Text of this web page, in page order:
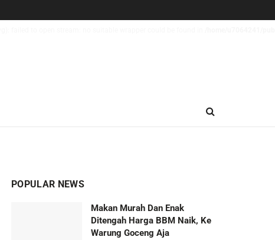
POPULAR NEWS
Makan Murah Dan Enak
Ditengah Harga BBM Naik, Ke
Warung Goceng Aja